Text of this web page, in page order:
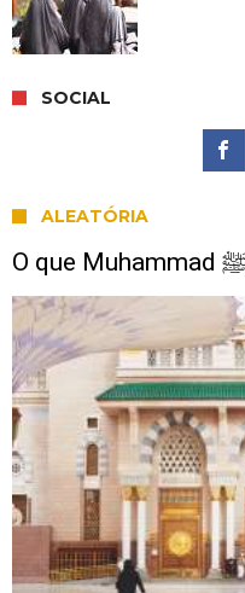
SOCIAL
ALEATÓRIA